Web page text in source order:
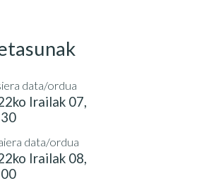
data/ordua
Irailak 07,
data/ordua
Irailak 08,